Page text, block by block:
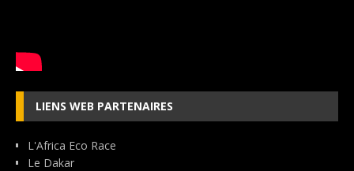
LIENS WEB PARTENAIRES
L'Africa Eco Race
Le Dakar